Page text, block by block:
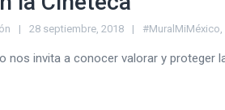
28 septiembre, 2018 #MuralMiMéxico,
nos invita a conocer valorar y proteger